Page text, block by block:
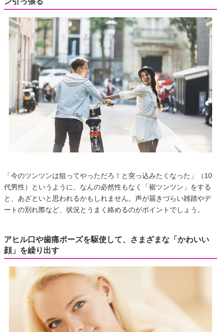
「今のツンツンは狙ってやっただろ！と突っ込みたくなった」（10
代男性）というように、なんの必然性もなく「裾ツンツン」をする
と、あざといと思われるかもしれません。声が届きづらい雑踏やデ
ートの別れ際など、状況とうまく絡めるのがポイントでしょう。
アヒル口や歯痛ポーズを駆使して、さまざまな「かわいい
顔」を繰り出す